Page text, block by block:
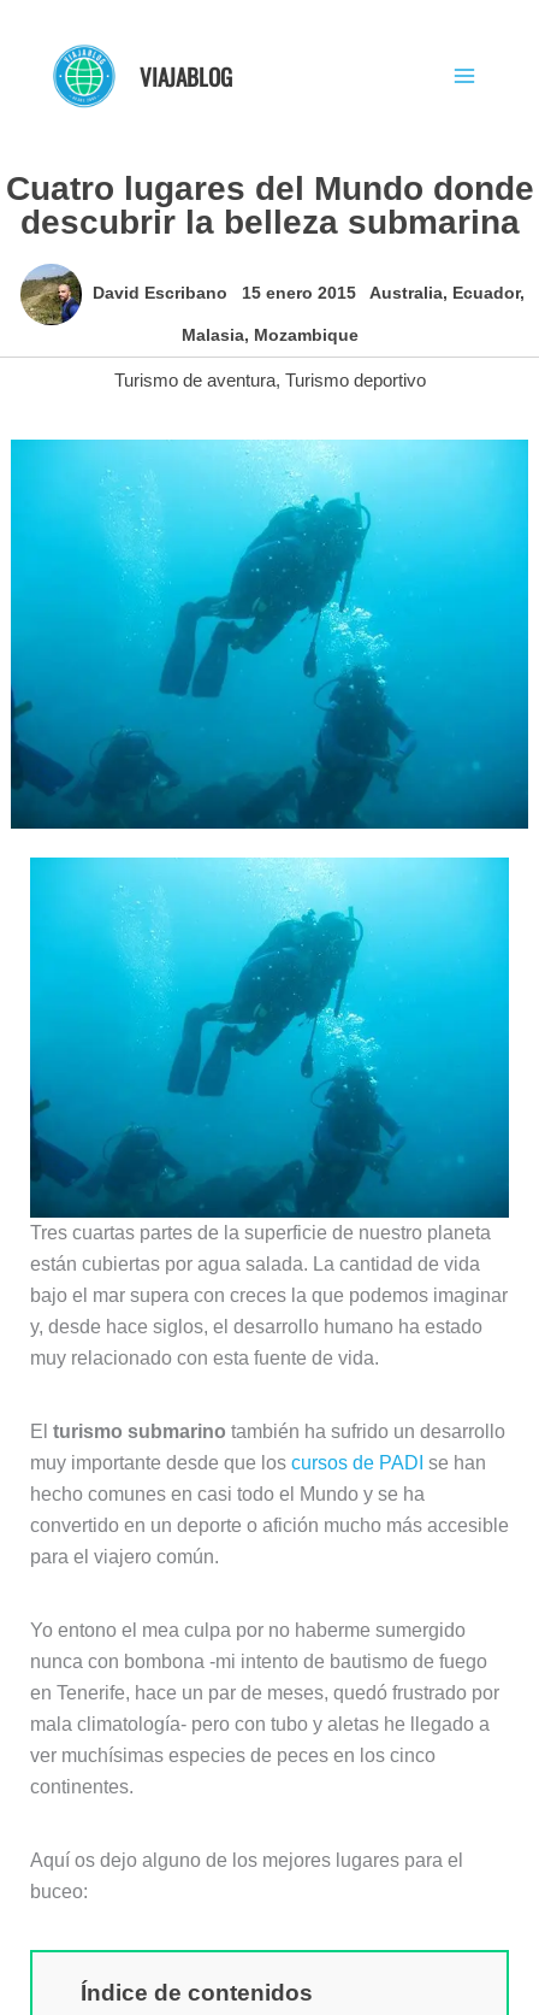
contenido
VIAJABLOG
Cuatro lugares del Mundo donde
descubrir la belleza submarina
David Escribano 15 enero 2015 Australia, Ecuador,
Malasia, Mozambique
Turismo de aventura, Turismo deportivo
Tres cuartas partes de la superficie de nuestro planeta
están cubiertas por agua salada. La cantidad de vida
bajo el mar supera con creces la que podemos imaginar
y, desde hace siglos, el desarrollo humano ha estado
muy relacionado con esta fuente de vida.
El turismo submarino también ha sufrido un desarrollo
muy importante desde que los cursos de PADI se han
hecho comunes en casi todo el Mundo y se ha
convertido en un deporte o afición mucho más accesible
para el viajero común.
Yo entono el mea culpa por no haberme sumergido
nunca con bombona -mi intento de bautismo de fuego
en Tenerife, hace un par de meses, quedó frustrado por
mala climatología- pero con tubo y aletas he llegado a
ver muchísimas especies de peces en los cinco
continentes.
Aquí os dejo alguno de los mejores lugares para el
buceo:
Índice de contenidos